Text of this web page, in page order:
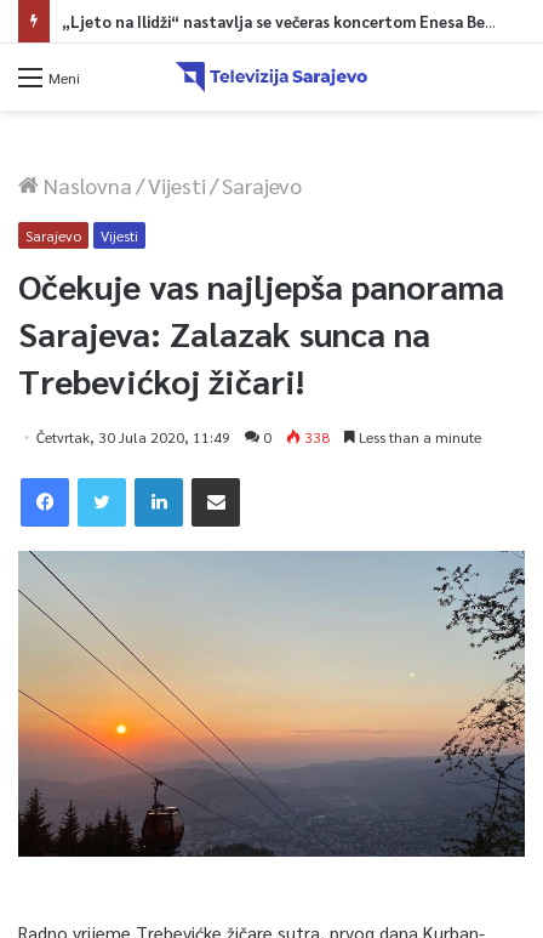
Saobraćajna nesreća kod Udore, promet na cesti Stolac – Neum potpuno obustavljen
Meni
Naslovna/Vijesti/Sarajevo
Sarajevo Vijesti
Očekuje vas najljepša panorama
Sarajeva: Zalazak sunca na
Trebevićkoj žičari!
Četvrtak, 30 Jula 2020, 11:49 0 338 Less than a minute
Radno vrijeme Trebevićke žičare sutra, prvog dana Kurban-